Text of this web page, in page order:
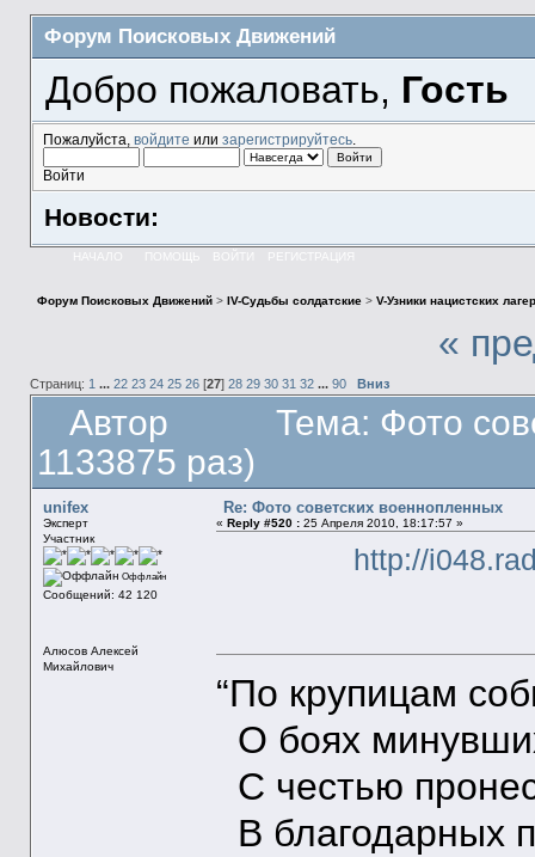
Форум Поисковых Движений
Добро пожаловать, Гость
Пожалуйста, войдите или зарегистрируйтесь.
Войти
Новости:
НАЧАЛО ПОМОЩЬ ВОЙТИ РЕГИСТРАЦИЯ
Форум Поисковых Движений> IV-Судьбы солдатские> V-Узники нацистских
«
Страниц: 1 ... 22 23 24 25 26[27] 28 29 30 31 32 ... 90 Вниз
Автор
Тема: Фото
1133875 раз)
unifex
Эксперт
Участник
Оффлайн
Сообщений: 42 120
Алюсов Алексей
Михайлович
Re: Фото советских военнопленных
« Reply #520 :25 Апреля 2010, 18:17:57 »
http://
“По крупицам
О боях
С честью
В благодарных